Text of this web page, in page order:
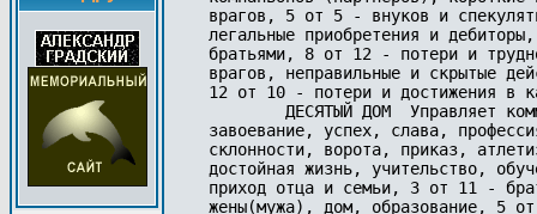
врагов, 5 от 5 - внуков и
легальные приобретения и
братьями, 8 от 12 - потери и
врагов, неправильные и скрытые
12 от 10 - потери и достижения в
ДЕСЯТЫЙ ДОМ  Управляет
завоевание, успех, слава,
склонности, ворота, приказ,
достойная жизнь, учительство,
приход отца и семьи, 3 от 11 -
жены(мужа), дом, образование, 5